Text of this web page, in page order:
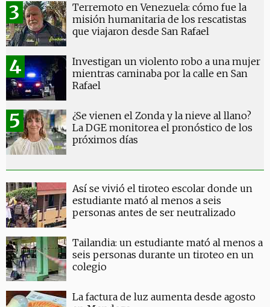
Terremoto en Venezuela: cómo fue la
misión humanitaria de los rescatistas
que viajaron desde San Rafael
Investigan un violento robo a una mujer
mientras caminaba por la calle en San
Rafael
¿Se vienen el Zonda y la nieve al llano?
La DGE monitorea el pronóstico de los
próximos días
Así se vivió el tiroteo escolar donde un
estudiante mató al menos a seis
personas antes de ser neutralizado
Tailandia: un estudiante mató al menos a
seis personas durante un tiroteo en un
colegio
La factura de luz aumenta desde agosto